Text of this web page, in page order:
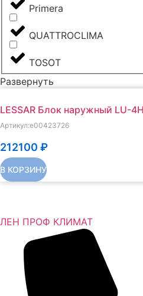
Primera
QUATTROCLIMA
TOSOT
Развернуть
LESSAR Блок наружный LU-
Артикул:e00423726
212100 ₽
В КОРЗИНУ
ЛЕН ПРОФ КЛИМАТ